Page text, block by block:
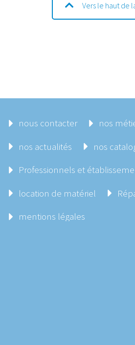
Vers le haut de
nous contacter
nos
nos actualités
nos
Professionnels et
location de matériel
mentions légales